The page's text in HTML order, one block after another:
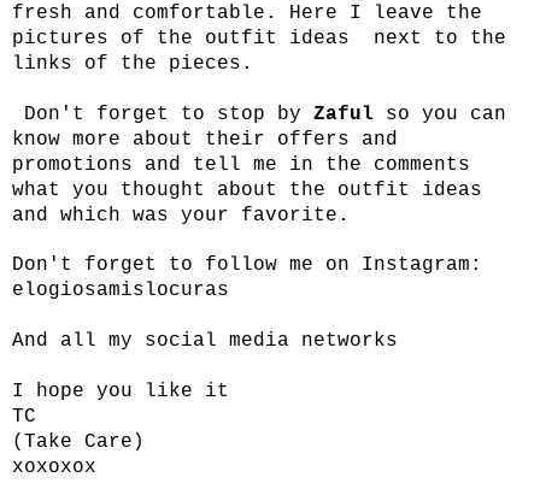
fresh and comfortable. Here I leave the
pictures of the outfit ideas next to the
links of the pieces.
Don't forget to stop by Zaful so you can
know more about their offers and
promotions and tell me in the comments
what you thought about the outfit ideas
and which was your favorite.
Don't forget to follow me on Instagram:
elogiosamislocuras
And all my social media networks
I hope you like it
TC
(Take Care)
xoxoxox